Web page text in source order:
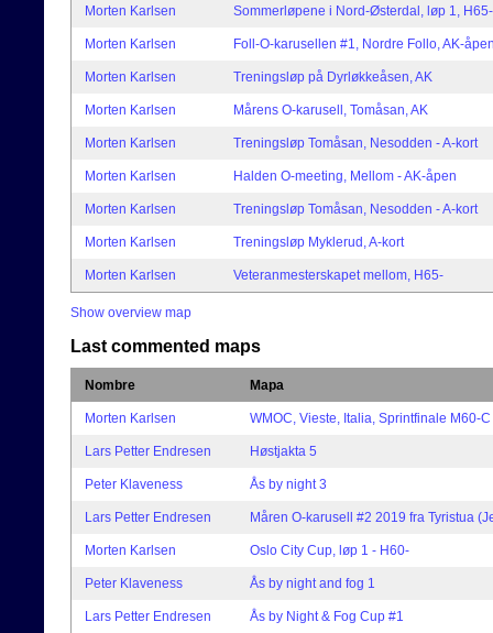
Morten Karlsen Sommerløpene i Nord-Østerdal, løp 1, H65-
Morten Karlsen Foll-O-karusellen #1, Nordre Follo, AK-
Morten Karlsen Treningsløp på Dyrløkkeåsen, AK
Morten Karlsen Mårens O-karusell, Tomåsan, AK
Morten Karlsen Treningsløp Tomåsan, Nesodden - A-kort
Morten Karlsen Halden O-meeting, Mellom - AK-åpen
Morten Karlsen Treningsløp Tomåsan, Nesodden - A-kort
Morten Karlsen Treningsløp Myklerud, A-kort
Morten Karlsen Veteranmesterskapet mellom, H65-
Show overview map
Last commented maps
Nombre Mapa
Morten Karlsen WMOC, Vieste, Italia, Sprintfinale M60-C
Lars Petter Endresen Høstjakta 5
Peter Klaveness Ås by night 3
Lars Petter Endresen Måren O-karusell #2 2019 fra Tyristua
Morten Karlsen Oslo City Cup, løp 1 - H60-
Peter Klaveness Ås by night and fog 1
Lars Petter Endresen Ås by Night & Fog Cup #1